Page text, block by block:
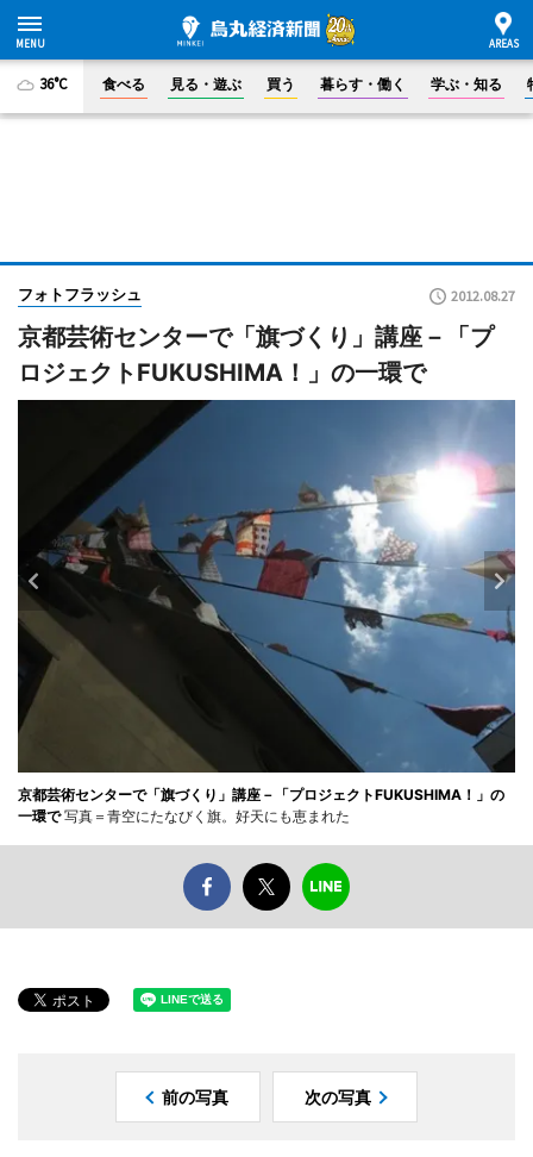
36°C 食べる 見る・遊ぶ 買う 暮らす・働く 学ぶ・知る
フォトフラッシュ 2012.08.27
京都芸術センターで「旗づくり」講座－「プ
ロジェクトFUKUSHIMA！」の一環で
京都芸術センターで「旗づくり」講座－「プロジェクトFUKUSHIMA！」の
一環で写真＝青空にたなびく旗。好天にも恵まれた
前の写真 次の写真